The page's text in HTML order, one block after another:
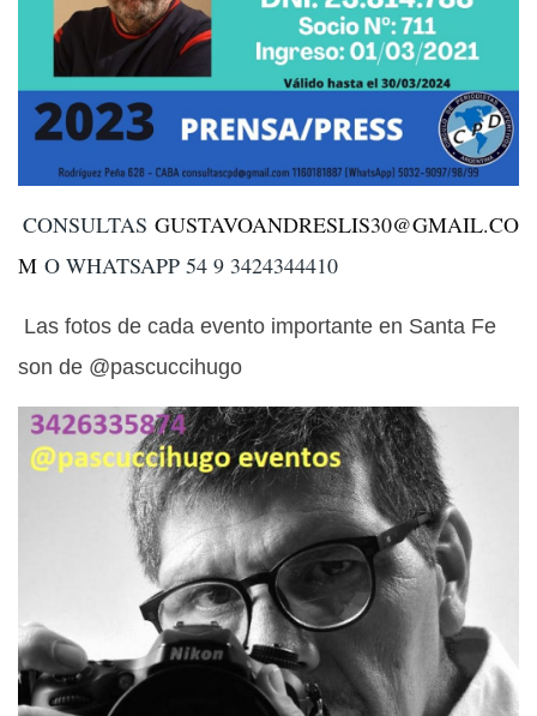
CONSULTAS GUSTAVOANDRESLIS30@GMAIL.CO
M O WHATSAPP 54 9 3424344410
Las fotos de cada evento importante en Santa Fe
son de @pascuccihugo